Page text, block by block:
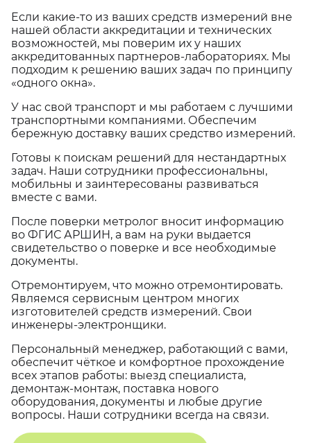
Если какие-то из ваших средств измерений вне
нашей области аккредитации и технических
возможностей, мы поверим их у наших
аккредитованных партнеров-лабораториях. Мы
подходим к решению ваших задач по принципу
«одного окна».
У нас свой транспорт и мы работаем с лучшими
транспортными компаниями. Обеспечим
бережную доставку ваших средство измерений.
Готовы к поискам решений для нестандартных
задач. Наши сотрудники профессиональны,
мобильны и заинтересованы развиваться
вместе с вами.
После поверки метролог вносит информацию
во ФГИС АРШИН, а вам на руки выдается
свидетельство о поверке и все необходимые
документы.
Отремонтируем, что можно отремонтировать.
Являемся сервисным центром многих
изготовителей средств измерений. Свои
инженеры-электронщики.
Персональный менеджер, работающий с вами,
обеспечит чёткое и комфортное прохождение
всех этапов работы: выезд специалиста,
демонтаж-монтаж, поставка нового
оборудования, документы и любые другие
вопросы. Наши сотрудники всегда на связи.